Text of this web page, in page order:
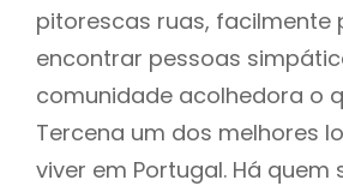
pitorescas ruas, facilmente
encontrar pessoas
comunidade acolhedora o
Tercena um dos melhores
viver em Portugal. Há quem